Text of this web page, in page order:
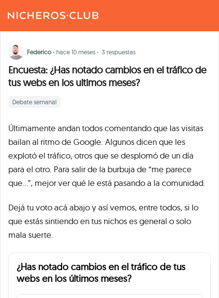
Federico · hace 10 meses · 3 respuestas
Encuesta: ¿Has notado cambios en el tráfico de
tus webs en los ultimos meses?
Debate semanal
Últimamente andan todos comentando que las visitas
bailan al ritmo de Google. Algunos dicen que les
explotó el tráfico, otros que se desplomó de un día
para el otro. Para salir de la burbuja de “me parece
que…”, mejor ver qué le está pasando a la comunidad.
Dejá tu voto acá abajo y así vemos, entre todos, si lo
que estás sintiendo en tus nichos es general o solo
mala suerte.
¿Has notado cambios en el tráfico de tus
webs en los últimos meses?